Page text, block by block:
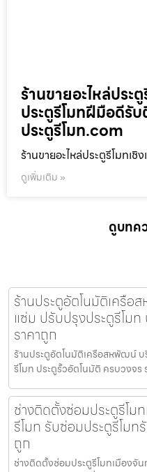
ร้านขายอะไหล่ประ
ประตูรีโมทฝีมือดีรั
ประตูรีโมท.com
ร้านขายอะไหล่ประตูรีโมทเชิ
ดูเพิ่มเติม »
ดูบทค
ร้านประตูอัตโนมัติเครื
แซ่ม ปรับปรุงประตูรีโม
ราคาถูก
ร้านประตูอัตโนมัติเครือสหพัฒน์
รีโมท ประตูรั้วอัตโนมัติ ครบวงจ
ช่างติดตั้งซ่อมประตูรีโม
รีโมท รับซ่อมประตูรีโมท
ถูก
ช่างติดตั้งซ่อมประตูรีโมทเมืองจั